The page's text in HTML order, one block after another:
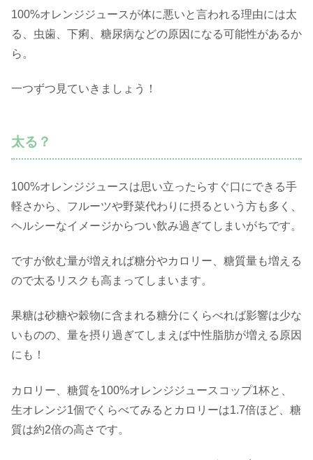
100%オレンジジュースが体に悪いと言われる理由には太
る、虫歯、下痢、糖尿病などの原因になる可能性があるか
ら。
一つずつ見ていきましょう！
太る？
100%オレンジジュースは思い立ったらすぐ口にできる手
軽さから、フルーツや野菜代わりに摂るという方も多く、
ヘルシーなイメージからつい飲み過ぎてしまいがちです。
ですが飲む量が増えれば糖分やカロリー、糖質量も増える
ので太るリスクも高まってしまいます。
果糖は砂糖や穀物に含まれる糖分にくらべれば影響は少な
いものの、量を摂り過ぎてしまえば中性脂肪が増える原因
にも！
カロリー、糖質を100%オレンジジュースコップ1杯と、
生オレンジ1個でくらべてみるとカロリーは1.7倍ほど、糖
質は約2倍の高さです。